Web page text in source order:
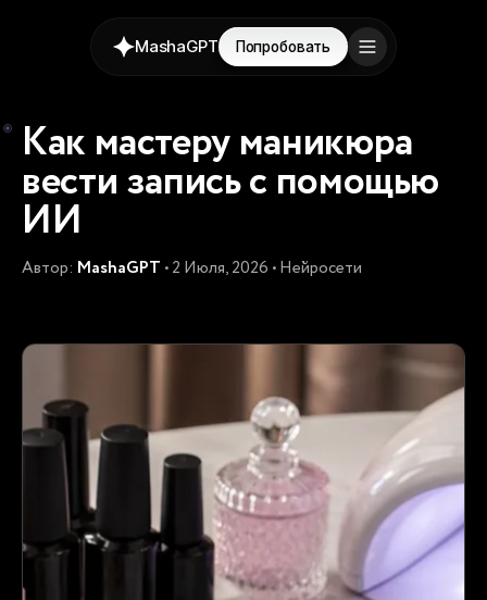
MashaGPT Попробовать
Как мастеру маникюра
вести запись с помощью
ИИ
Автор: MashaGPT • 2 Июля, 2026 • Нейросети